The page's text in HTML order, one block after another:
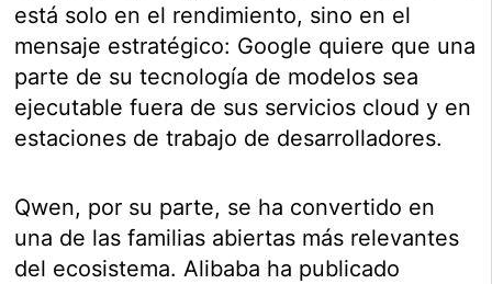
está solo en el rendimiento, sino en el
mensaje estratégico: Google quiere que una
parte de su tecnología de modelos sea
ejecutable fuera de sus servicios cloud y en
estaciones de trabajo de desarrolladores.
Qwen, por su parte, se ha convertido en
una de las familias abiertas más relevantes
del ecosistema. Alibaba ha publicado